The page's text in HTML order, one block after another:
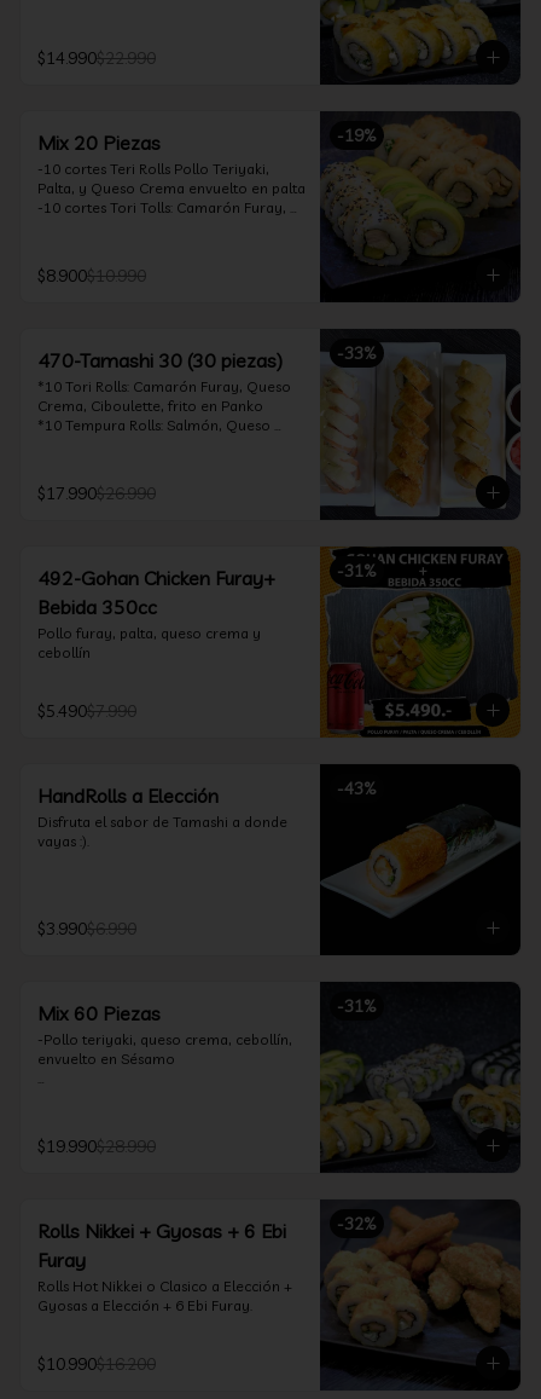
cebollín, frito en tempura
*Incluye 2 soya 30ml / 2 palitos / 1 salsa
$14.990$22.990
-19%
Mix 20 Piezas
-10 cortes Teri Rolls Pollo Teriyaki,
Palta, y Queso Crema envuelto en palta
-10 cortes Tori Tolls: Camarón Furay,
teriyaki 30ml
$8.900$10.990
-33%
470-Tamashi 30 (30 piezas)
*10 Tori Rolls: Camarón Furay, Queso
Crema, Ciboulette, frito en Panko
*10 Tempura Rolls: Salmón, Queso
furay, queso crema y cebollín, envuelto
en salmón y bañado en salsa
$17.990$26.990
-31%
492-Gohan Chicken Furay+
Bebida 350cc
Pollo furay, palta, queso crema y
cebollín
$5.490$7.990
-43%
HandRolls a Elección
Disfruta el sabor de Tamashi a donde
vayas :).
$3.990$6.990
-31%
Mix 60 Piezas
-Pollo teriyaki, queso crema, cebollín,
envuelto en Sésamo
-Camarón furay, queso crema,
frito en tempura.
-Kanikama, queso crema, envuelto en
nori (hosomaki)
$19.990$28.990
-32%
Rolls Nikkei + Gyosas + 6 Ebi
Furay
Rolls Hot Nikkei o Clasico a Elección +
Gyosas a Elección + 6 Ebi Furay.
$10.990$16.200